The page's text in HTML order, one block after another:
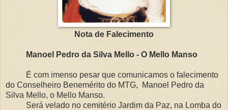
Nota de Falecimento
Manoel Pedro da Silva Mello - O Mello Manso
É com imenso pesar que comunicamos o falecimento
do Conselheiro Benemérito do MTG, Manoel Pedro da
Silva Mello, o Mello Manso.
Será velado no cemitério Jardim da Paz, na Lomba do